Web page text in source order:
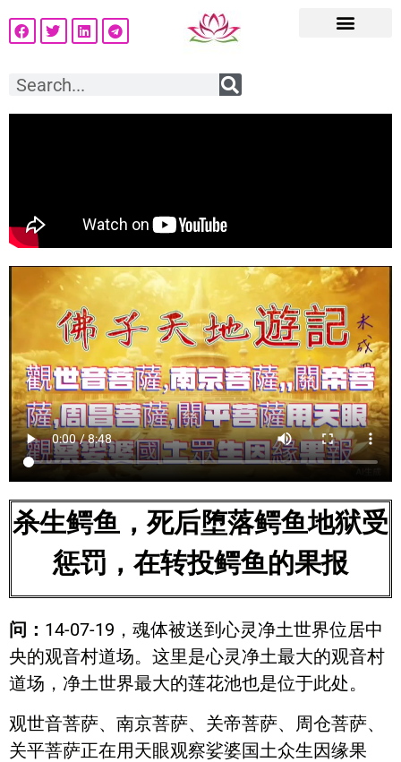
杀生鳄鱼，死后堕落鳄鱼地狱受
惩罚，在转投鳄鱼的果报
问： 14-07-19，魂体被送到心灵净土世界位居中
央的观音村道场。这里是心灵净土最大的观音村
道场，净土世界最大的莲花池也是位于此处。
观世音菩萨、南京菩萨、关帝菩萨、周仓菩萨、
关平菩萨正在用天眼观察娑婆国土众生因缘果